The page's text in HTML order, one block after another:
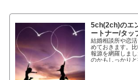
5ch(2ch)のエ
ートナー/タッ
結婚相談所や恋
めておきます。
報源を網羅しま
のかもしっかりと書い